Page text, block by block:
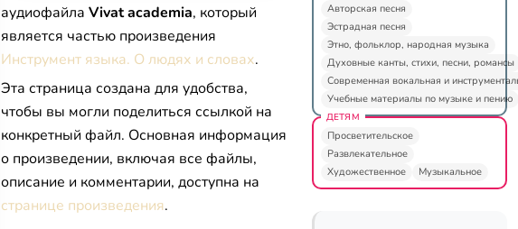
аудиофайла Vivat academia, который
является частью произведения
Инструмент языка. О людях и словах.
Эта страница создана для удобства,
чтобы вы могли поделиться ссылкой на
конкретный файл. Основная информация
о произведении, включая все файлы,
описание и комментарии, доступна на
странице произведения.
Авторская песня
Эстрадная песня
Этно, фольклор, народная музыка
Духовные канты, стихи, песни, романсы
Современная вокальная и
Учебные материалы по музыке и пению
ДЕТЯМ
Просветительское
Развлекательное
Художественное
Музыкальное